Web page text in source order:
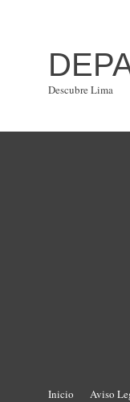
Descubre Lima
Inicio Aviso